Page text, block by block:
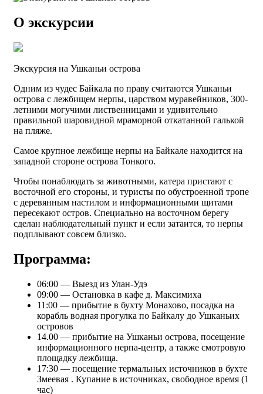
О экскурсии
Экскурсия на Ушканьи острова
Одним из чудес Байкала по праву считаются Ушканьи
острова с лежбищем нерпы, царством муравейников, 300-
летними могучими лиственницами и удивительно
правильной шаровидной мраморной откатанной галькой
на пляже.
Самое крупное лежбище нерпы на Байкале находится на
западной стороне острова Тонкого.
Чтобы понаблюдать за животными, катера пристают с
восточной его стороны, и туристы по обустроенной тропе
с деревянным настилом и информационными щитами
пересекают остров. Специально на восточном берегу
сделан наблюдательный пункт и если затаится, то нерпы
подплывают совсем близко.
Программа:
06:00 — Выезд из Улан-Удэ
09:00 — Остановка в кафе д. Максимиха
11:00 — прибытие в бухту Монахово, посадка на
корабль водная прогулка по Байкалу до Ушканьих
островов
14.00 — прибытие на Ушканьи острова, посещение
информационного нерпа-центр, а также смотровую
площадку лежбища.
17:30 — посещение термальных источников в бухте
Змеевая . Купание в источниках, свободное время (1
час)